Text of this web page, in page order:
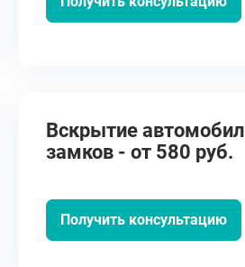
Вскрытие
замков - от 580 руб.
Получить консультацию